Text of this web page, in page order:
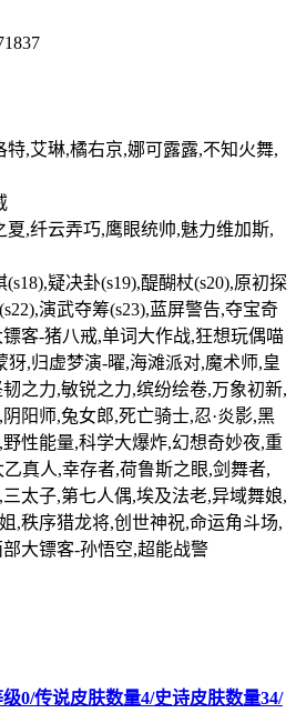
特,艾琳,橘右京,娜可露露,不知火舞,
夏,纤云弄巧,鹰眼统帅,魅力维加斯,
疑决卦(s19),醍醐杖(s20),原初探
演武夺筹(s23),蓝屏警告,夺宝奇
客-猪八戒,单词大作战,狂想玩偶喵
犽,归虚梦演-曜,海滩派对,魔术师,皇
之力,敏锐之力,缤纷绘卷,万象初新,
阳师,兔女郎,死亡骑士,忍·炎影,黑
性能量,科学大爆炸,幻想奇妙夜,重
真人,幸存者,荷鲁斯之眼,剑舞者,
太子,第七人偶,埃及法老,异域舞娘,
,秩序猎龙将,创世神祝,命运角斗场,
大镖客-孙悟空,超能战警
级0/传说皮肤数量4/史诗皮肤数量34/